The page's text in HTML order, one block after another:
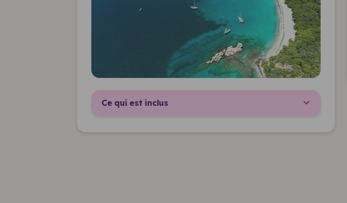
Ce qui est inclus